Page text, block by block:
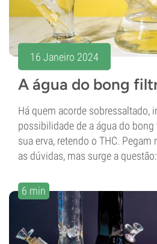
16 Janeiro 2024
A água do bong
Há quem acorde sobressaltado,
possibilidade de a água do
sua erva, retendo o THC.
as dúvidas, mas surge a
6 min